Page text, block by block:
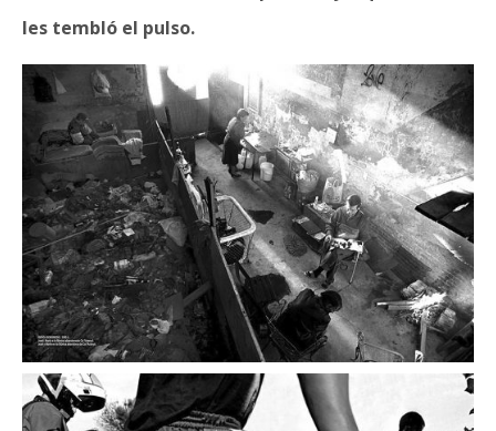
les tembló el pulso.